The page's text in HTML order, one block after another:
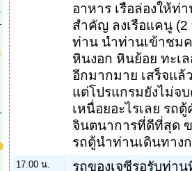
อาหาร เรือล่องให้ท่
สำคัญ ลงเรือแคนู
ท่าน นำท่านเข้าชม
หินงอก หินย้อย ทะเ
อีกมากมาย เสร็จแล้
แต่โปรแกรมยังไม่จ
เหนื่อยอะไรเลย รถ
จินตนาการที่ดีที่สุด ข
รถตู้นำท่านเดินทาง
17:00 น. รถของเจซีรอรับท่า